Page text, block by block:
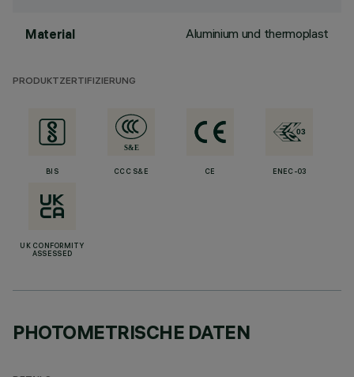
Material Aluminium und thermoplast
PRODUKTZERTIFIZIERUNG
BIS CCC S&E CE ENEC-03
UK CONFORMITY
ASSESSED
PHOTOMETRISCHE DATEN